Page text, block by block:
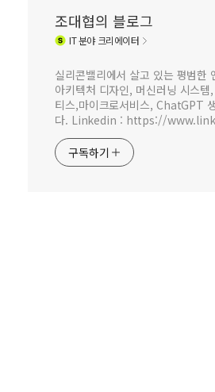
조대협의 블로그
IT분야 크리에이터
실리콘밸리에서 살고 있는 평범
아키텍처 디자인, 머신러닝 시스
티스,마이크로서비스, ChatGPT
다. Linkedin : https://
구독하기